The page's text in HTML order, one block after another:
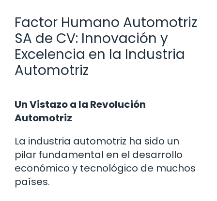
Factor Humano Automotriz
SA de CV: Innovación y
Excelencia en la Industria
Automotriz
Un Vistazo a la Revolución
Automotriz
La industria automotriz ha sido un
pilar fundamental en el desarrollo
económico y tecnológico de muchos
países.